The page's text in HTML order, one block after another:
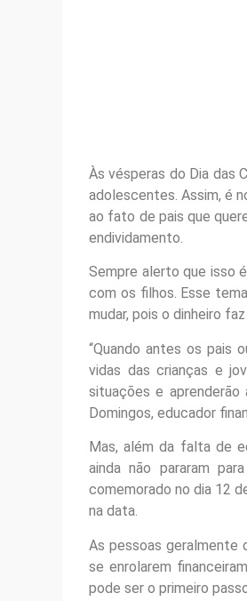
Às vésperas do Dia das
adolescentes. Assim, é
ao fato de pais que
endividamento.
Sempre alerto que isso
com os filhos. Esse
mudar, pois o dinheiro
“Quando antes os pais
vidas das crianças e
situações e aprenderão
Domingos, educador
Mas, além da falta de
ainda não pararam
comemorado no dia 12
na data.
As pessoas geralmente
se enrolarem
pode ser o primeiro